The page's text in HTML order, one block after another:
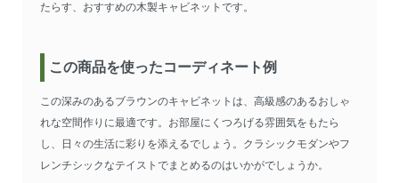
たらす、おすすめの木製キャビネットです。
この商品を使ったコーディネート例
この深みのあるブラウンのキャビネットは、高級感のあるおしゃ
れな空間作りに最適です。お部屋にくつろげる雰囲気をもたら
し、日々の生活に彩りを添えるでしょう。クラシックモダンやフ
レンチシックなテイストでまとめるのはいかがでしょうか。